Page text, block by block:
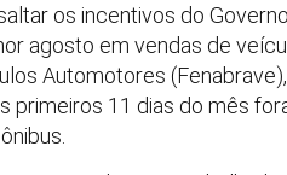
os incentivos do
agosto em vendas de
Automotores
primeiros 11 dias do mês